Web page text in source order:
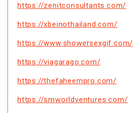
https://zenitconsultants.com/
https://xbeinothailand.com/
https://www.showersexgif.com/
https://viagarago.com/
https://thefaheempro.com/
https://smworldventures.com/